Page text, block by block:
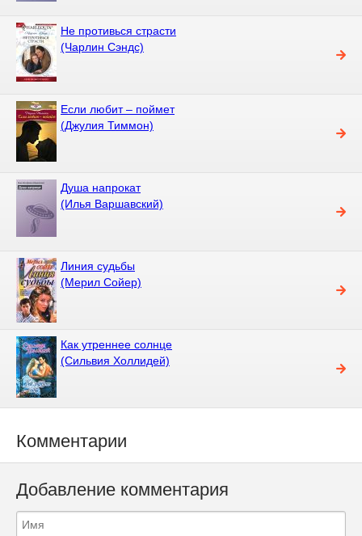
Не противься страсти
(Чарлин Сэндс)
Если любит – поймет
(Джулия Тиммон)
Душа напрокат
(Илья Варшавский)
Линия судьбы
(Мерил Сойер)
Как утреннее солнце
(Сильвия Холлидей)
Комментарии
Добавление комментария